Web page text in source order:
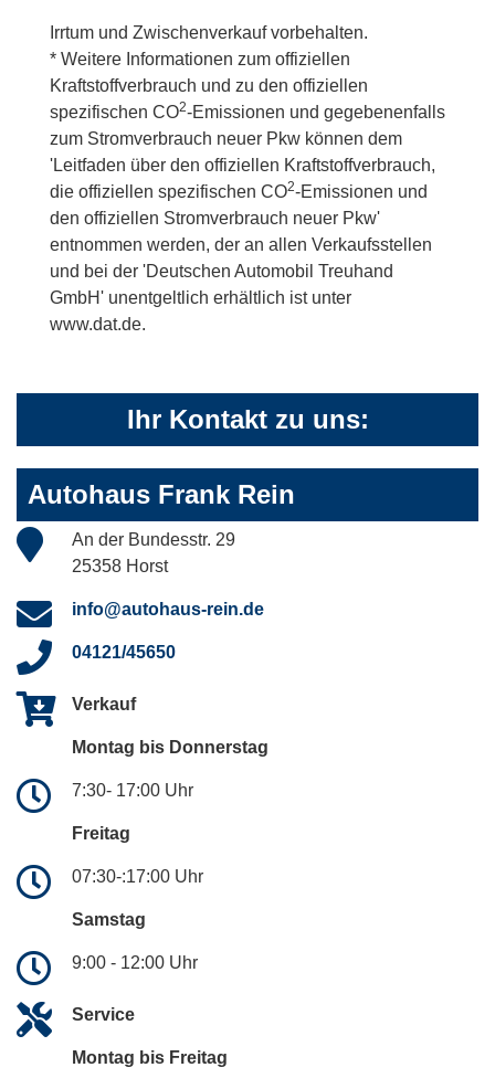
Irrtum und Zwischenverkauf vorbehalten.
* Weitere Informationen zum offiziellen
Kraftstoffverbrauch und zu den offiziellen
spezifischen CO2-Emissionen und gegebenenfalls
zum Stromverbrauch neuer Pkw können dem
'Leitfaden über den offiziellen Kraftstoffverbrauch,
die offiziellen spezifischen CO2-Emissionen und
den offiziellen Stromverbrauch neuer Pkw'
entnommen werden, der an allen Verkaufsstellen
und bei der 'Deutschen Automobil Treuhand
GmbH' unentgeltlich erhältlich ist unter
www.dat.de.
Ihr Kontakt zu uns:
Autohaus Frank Rein
An der Bundesstr. 29
25358 Horst
info@autohaus-rein.de
04121/45650
Verkauf
Montag bis Donnerstag
7:30- 17:00 Uhr
Freitag
07:30-:17:00 Uhr
Samstag
9:00 - 12:00 Uhr
Service
Montag bis Freitag